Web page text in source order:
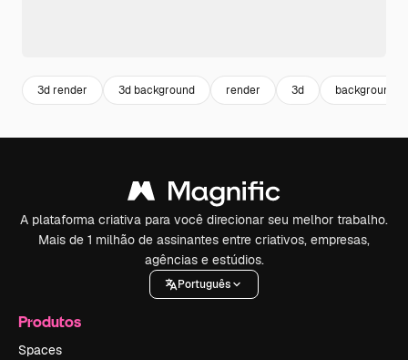
3d render 3d background render 3d background
A plataforma criativa para você direcionar seu melhor trabalho.
Mais de 1 milhão de assinantes entre criativos, empresas,
agências e estúdios.
Português
Produtos
Spaces